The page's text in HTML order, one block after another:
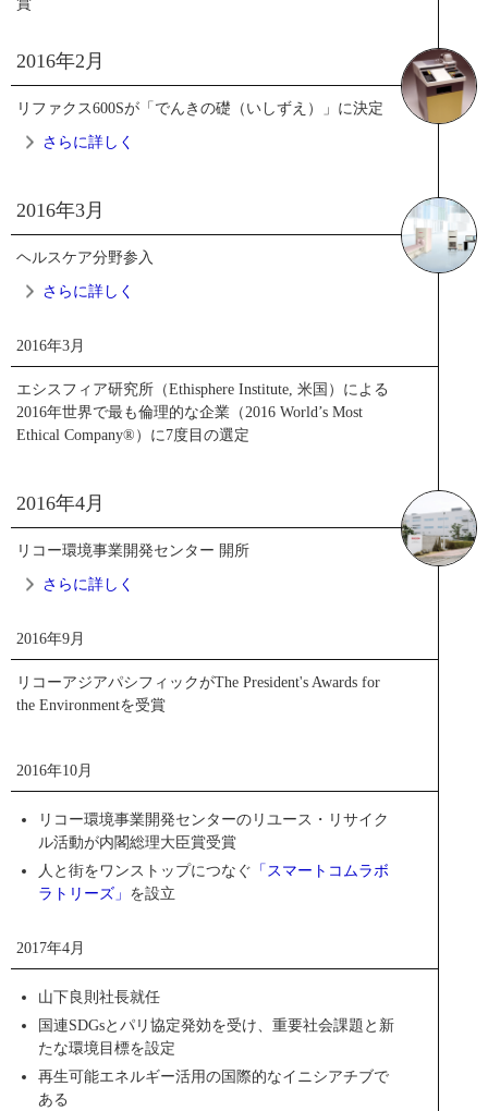
閉じる
科学技術賞表彰式
賞
2016年2月
リファクス600Sが「でんきの礎（いしずえ）」に決定
さらに詳しく
2016年2月
「リファクス600S」がでんきの礎（いしず
1974年に発売したディジタルファクシミリ「リファクス
600S」が、一般社団法人 電気学会 第9回でんきの礎として
顕彰されました。顕彰理由は、世界初の実用的国際間デー
に短縮）し、ファクシミリの普及に大きく寄与したこと。
適用された符号化などデジタル技術が、国際標準化へつな
がるとともに複写技術と融合し現在のコピー、プリンタ、
ファクス、スキャナー一体の複合機へと進化し、OA機器の
発展とオフィス業務の革新的効率化に貢献したことによる
ニュースリリース
2016年3月
ヘルスケア分野参入
さらに詳しく
2016年3月
リコーグループの技術力を活かしヘルスケア
高齢化社会への対応、医療費削減、地域間の医療水準格差
解消などが求められるヘルスケア分野を、社会課題の解決
に取り組む分野の一つとして位置付け、事業参入すること
研究開発を加速するため、横河電機株式会社から2016年4月
1日に脳磁計*事業を譲り受けました。
「ヘルスケアIT領域」「メディカルイメージング領域」
「バイオメディカル領域」の3つを重点領域と定めて事業拡
メディカルイメージング領域では、脊髄や脳の神経活動を
見える化する計測装置の開発・展開など、医療画像診断シ
ステム＆サービスを展開します。
＊脳の神経活動により生じる生体磁気を計測する装置
ニュースリリース
公式サイト
PDF トピックス一覧
2016年3月
エシスフィア研究所（Ethisphere Institute, 米国）による
2016年世界で最も倫理的な企業（2016 World’s Most
Ethical Company®）に7度目の選定
2016年4月
リコー環境事業開発センター 開所
さらに詳しく
2016年4月
リコー環境事業開発センターは、創立80周年の記念事業の1
つとして設立。本センターは、「リユース・リサイクルセ
ンター」、「環境技術の実証実験の場」、「環境活動に関
する情報発信基地」の3つの機能を併せ持っています。「環
ベーションの手法を用いて、パートナーとともに進めるこ
とで、環境事業の創出を加速します。 リコーは90年代から
環境保全と利益の創出を同時に実現する「環境経営」取り
組んできました。この考え方をさらに進化させ、これまで
の事業領域にとらわれない、より広い分野での環境事業の
創出を行い、持続可能な社会の構築に貢献すべく、｢お客様
と共に進化する環境経営｣を目指しております。
2016年9月
リコーアジアパシフィックがThe President's Awards for
the Environmentを受賞
2016年10月
リコー環境事業開発センターのリユース・リサイク
ル活動が内閣総理大臣賞受賞
人と街をワンストップにつなぐ 「スマートコムラボ
ラトリーズ」 を設立
2017年4月
山下良則社長就任
国連SDGsとパリ協定発効を受け、重要社会課題と新
たな環境目標を設定
再生可能エネルギー活用の国際的なイニシアチブで
ある